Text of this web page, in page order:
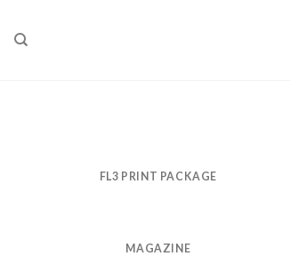
FL3 PRINT PACKAGE
MAGAZINE